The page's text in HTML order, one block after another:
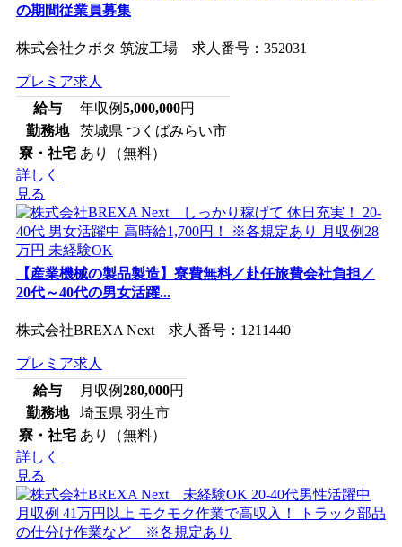
の期間従業員募集
株式会社クボタ 筑波工場 求人番号：352031
プレミア求人
給与
年収例5,000,000円
勤務地
茨城県 つくばみらい市
寮・社宅 あり（無料）
詳しく
見る
【産業機械の製品製造】寮費無料／赴任旅費会社負担／
20代～40代の男女活躍...
株式会社BREXA Next 求人番号：1211440
プレミア求人
給与
月収例280,000円
勤務地
埼玉県 羽生市
寮・社宅 あり（無料）
詳しく
見る